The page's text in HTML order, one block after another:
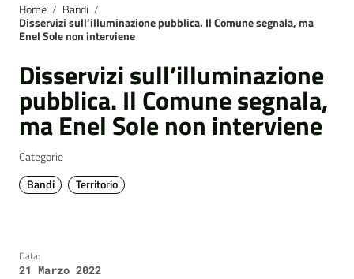
Home / Bandi /
Disservizi sull’illuminazione pubblica. Il Comune segnala, ma
Enel Sole non interviene
Disservizi sull’illuminazione
pubblica. Il Comune segnala,
ma Enel Sole non interviene
Categorie
Bandi
Territorio
Data:
21 Marzo 2022